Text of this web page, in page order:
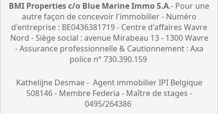
BMI Properties c/o Blue Marine Immo S.A.- Pour une
autre façon de concevoir l'immobilier - Numéro
d'entreprise : BE0436381719 - Centre d'affaires Wavre
Nord - Siège social : avenue Mirabeau 13 - 1300 Wavre
- Assurance professionnelle & Cautionnement : Axa
police n° 730.390.159
Kathelijne Desmae - Agent immobilier IPI Belgique
508146 - Membre Federia - Maître de stages -
0495/264386